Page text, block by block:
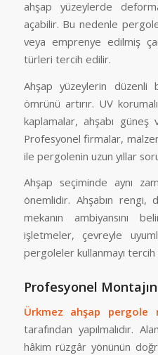
ahşap yüzeylerde
açabilir. Bu nedenle
veya emprenye edilmiş
türleri tercih edilir.
Ahşap yüzeylerin düzenli
ömrünü artırır. UV
kaplamalar, ahşabı
Profesyonel firmalar,
ile pergolenin uzun yıllar
Ahşap seçiminde aynı
önemlidir. Ahşabın rengi,
mekanın ambiyansını
işletmeler, çevreyle
pergoleler kullanmayı
Profesyonel
Ürkmez ahşap pergole
tarafından yapılmalıdır.
hâkim rüzgâr yönünün